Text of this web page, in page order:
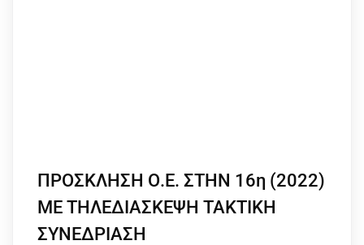
ΠΡΟΣΚΛΗΣΗ Ο.Ε. ΣΤΗΝ 16η (2022)
ΜΕ ΤΗΛΕΔΙΑΣΚΕΨΗ ΤΑΚΤΙΚΗ
ΣΥΝΕΔΡΙΑΣΗ